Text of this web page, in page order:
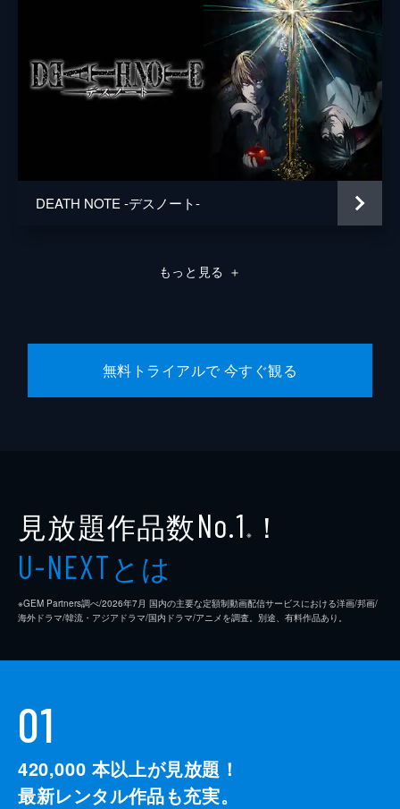
DEATH NOTE -デスノート-
もっと見る ＋
無料トライアルで 今すぐ観る
見放題作品数No.1 ※ ！
U-NEXTとは
※GEM Partners調べ/2026年7⽉ 国内の主要な定額制動画配信サービスにおける洋画/邦画/
海外ドラマ/韓流・アジアドラマ/国内ドラマ/アニメを調査。別途、有料作品あり。
01
420,000 本以上が見放題！
最新レンタル作品も充実。